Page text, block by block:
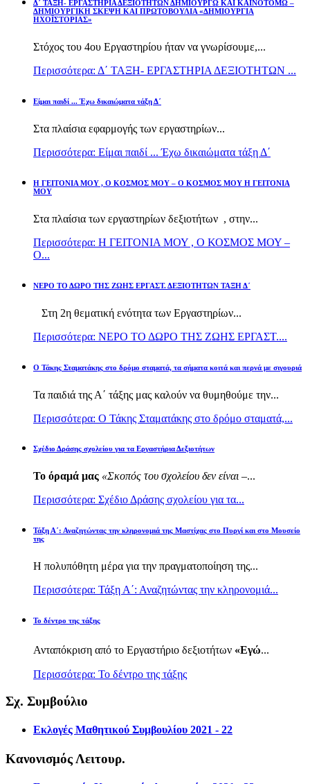
Δ΄ ΤΑΞΗ- ΕΡΓΑΣΤΗΡΙΑ ΔΕΞΙΟΤΗΤΩΝ ΔΗΜΙΟΥΡΓΩ ΚΑΙ ΚΑΙΝΟΤΟΜΩ –
ΔΗΜΙΟΥΡΓΙΚΗ ΣΚΕΨΗ ΚΑΙ ΠΡΩΤΟΒΟΥΛΙΑ «ΔΗΜΙΟΥΡΓΙΑ
ΗΧΟΪΣΤΟΡΙΑΣ»
Στόχος του 4ου Εργαστηρίου ήταν να γνωρίσουμε,...
Περισσότερα: Δ΄ ΤΑΞΗ- ΕΡΓΑΣΤΗΡΙΑ ΔΕΞΙΟΤΗΤΩΝ ...
Είμαι παιδί ... Έχω δικαιώματα τάξη Δ΄
Στα πλαίσια εφαρμογής των εργαστηρίων...
Περισσότερα: Είμαι παιδί ... Έχω δικαιώματα τάξη Δ΄
Η ΓΕΙΤΟΝΙΑ ΜΟΥ , Ο ΚΟΣΜΟΣ ΜΟΥ – Ο ΚΟΣΜΟΣ ΜΟΥ Η ΓΕΙΤΟΝΙΑ
ΜΟΥ
Στα πλαίσια των εργαστηρίων δεξιοτήτων , στην...
Περισσότερα: Η ΓΕΙΤΟΝΙΑ ΜΟΥ , Ο ΚΟΣΜΟΣ ΜΟΥ –
Ο...
ΝΕΡΟ ΤΟ ΔΩΡΟ ΤΗΣ ΖΩΗΣ ΕΡΓΑΣΤ. ΔΕΞΙΟΤΗΤΩΝ ΤΑΞΗ Δ΄
Στη 2η θεματική ενότητα των Εργαστηρίων...
Περισσότερα: ΝΕΡΟ ΤΟ ΔΩΡΟ ΤΗΣ ΖΩΗΣ ΕΡΓΑΣΤ....
Ο Τάκης Σταματάκης στο δρόμο σταματά, τα σήματα κοιτά και περνά με σιγουριά
Τα παιδιά της Α΄ τάξης μας καλούν να θυμηθούμε την...
Περισσότερα: Ο Τάκης Σταματάκης στο δρόμο σταματά,...
Σχέδιο Δράσης σχολείου για τα Εργαστήρια Δεξιοτήτων
Το όραμά μας «Σκοπός του σχολείου δεν είναι –...
Περισσότερα: Σχέδιο Δράσης σχολείου για τα...
Τάξη Α΄: Αναζητώντας την κληρονομιά της Μαστίχας στο Πυργί και στο Μουσείο
της
Η πολυπόθητη μέρα για την πραγματοποίηση της...
Περισσότερα: Τάξη Α΄: Αναζητώντας την κληρονομιά...
Το δέντρο της τάξης
Ανταπόκριση από το Εργαστήριο δεξιοτήτων «Εγώ...
Περισσότερα: Το δέντρο της τάξης
Σχ. Συμβούλιο
Εκλογές Μαθητικού Συμβουλίου 2021 - 22
Κανονισμός Λειτουρ.